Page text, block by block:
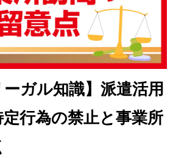
ーガル知識】派遣活用
行為の禁止と事業所